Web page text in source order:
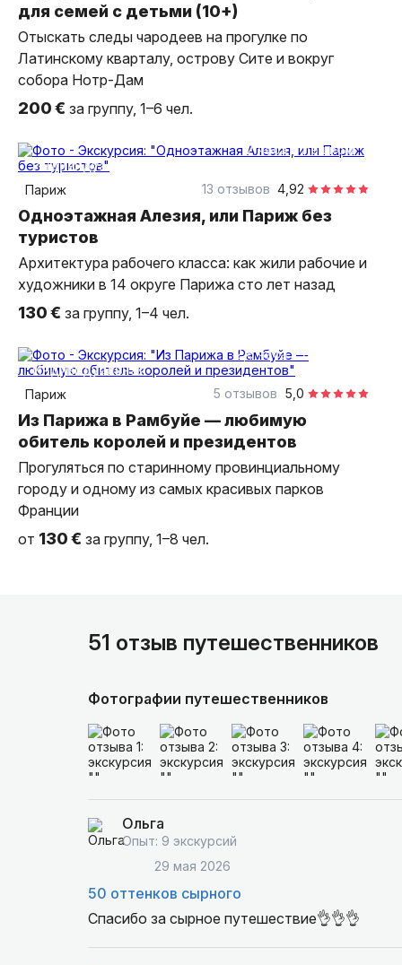
для семей с детьми (10+)
Отыскать следы чародеев на прогулке по
Латинскому кварталу, острову Сите и вокруг
собора Нотр-Дам
200 € за группу, 1–6 чел.
2 часа
пешком
индивидуальная
Париж
4,92
13 отзывов
Одноэтажная Алезия, или Париж без
туристов
Архитектура рабочего класса: как жили рабочие и
художники в 14 округе Парижа сто лет назад
130 € за группу, 1–4 чел.
2,5 часа
пешком
индивидуальная
Париж
5,0
5 отзывов
Из Парижа в Рамбуйе — любимую
обитель королей и президентов
Прогуляться по старинному провинциальному
городу и одному из самых красивых парков
Франции
от 130 € за группу, 1–8 чел.
51 отзыв путешественников
Фотографии путешественников
Ольга
Опыт: 9 экскурсий
29 мая 2026
50 оттенков сырного
Спасибо за сырное путешествие👌👌👌